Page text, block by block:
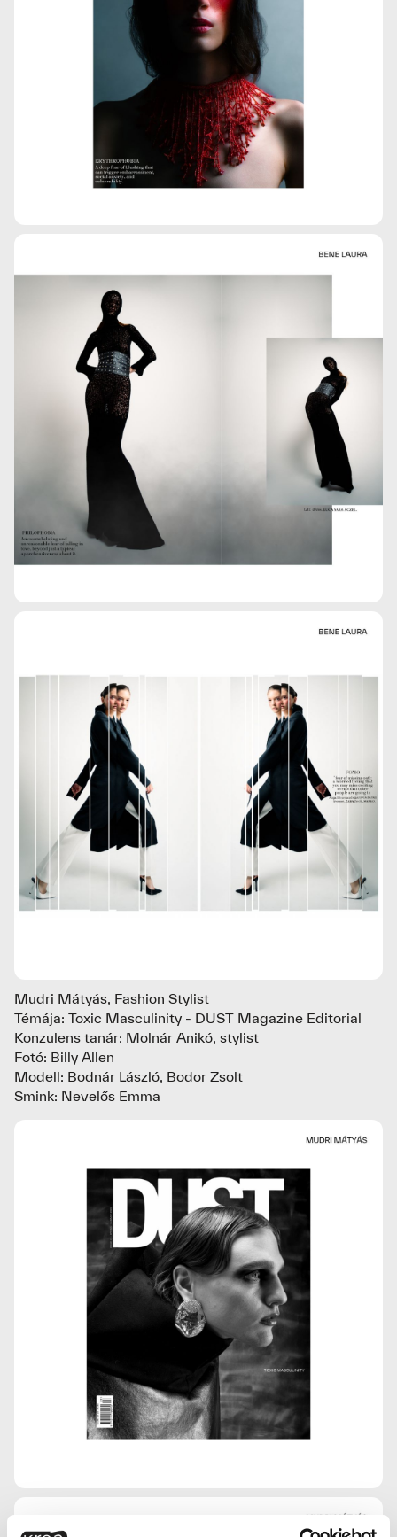
Mudri Mátyás, Fashion Stylist
Témája: Toxic Masculinity - DUST Magazine Editorial
Konzulens tanár: Molnár Anikó, stylist
Fotó: Billy Allen
Modell: Bodnár László, Bodor Zsolt
Smink: Nevelős Emma